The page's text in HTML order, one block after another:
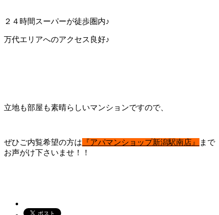
２４時間スーパーが徒歩圏内♪
万代エリアへのアクセス良好♪
立地も部屋も素晴らしいマンションですので、
ぜひご内覧希望の方は 『アパマンショップ新潟駅南店』
まで
お声がけ下さいませ！！